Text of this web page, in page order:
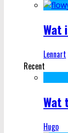
Wat
Lennart
Recent
Wat
Hugo